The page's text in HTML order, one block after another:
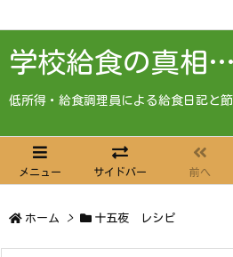
学校給食の真相…
低所得・給食調理員による給食日記と
メニュー サイドバー 前へ
ホーム > 十五夜 レシピ